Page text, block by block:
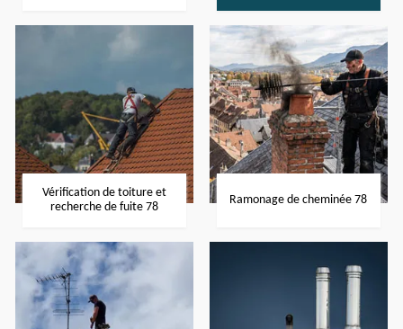
Vérification de toiture et
recherche de fuite 78
Ramonage de cheminée 78